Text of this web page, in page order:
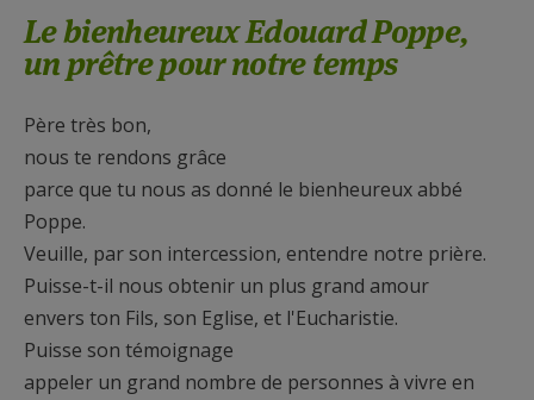
Le bienheureux Edouard Poppe,
un prêtre pour notre temps
Père très bon,
nous te rendons grâce
parce que tu nous as donné le bienheureux abbé
Poppe.
Veuille, par son intercession, entendre notre prière.
Puisse-t-il nous obtenir un plus grand amour
envers ton Fils, son Eglise, et l'Eucharistie.
Puisse son témoignage
appeler un grand nombre de personnes à vivre en